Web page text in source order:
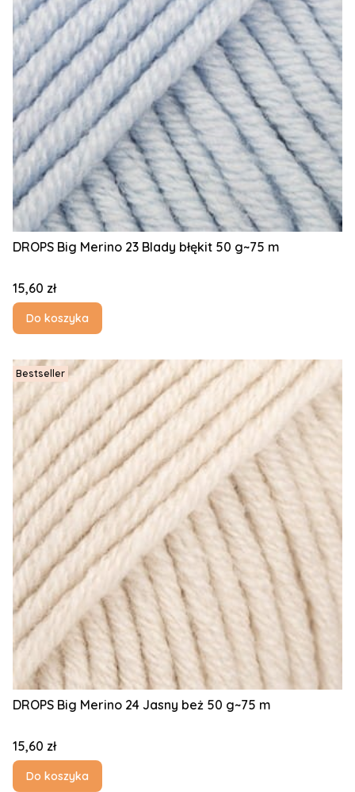
DROPS Big Merino 23 Blady błękit 50 g~75 m
Cena
15,60 zł
Do koszyka
Bestseller
DROPS Big Merino 24 Jasny beż 50 g~75 m
Cena
15,60 zł
Do koszyka